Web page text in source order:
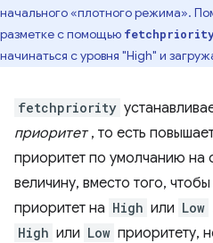
начального «плотного режима».
разметке с помощью
начинаться с уровня "High" и
fetchpriority
приоритет, то есть
приоритет по умолчанию на
величину, вместо того,
приоритет на High или Low
High или Low приоритету,